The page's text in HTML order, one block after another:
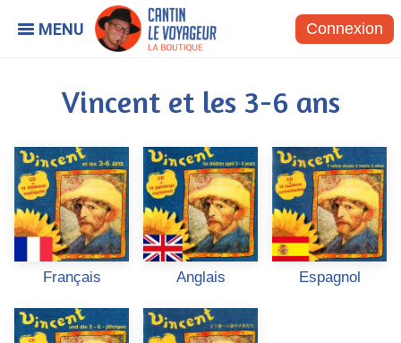
Connexion
Vincent et les 3-6 ans
Français Anglais Espagnol